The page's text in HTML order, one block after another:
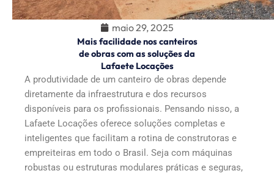
maio 29, 2025
Mais facilidade nos canteiros
de obras com as soluções da
Lafaete Locações
A produtividade de um canteiro de obras depende
diretamente da infraestrutura e dos recursos
disponíveis para os profissionais. Pensando nisso, a
Lafaete Locações oferece soluções completas e
inteligentes que facilitam a rotina de construtoras e
empreiteiras em todo o Brasil. Seja com máquinas
robustas ou estruturas modulares práticas e seguras,